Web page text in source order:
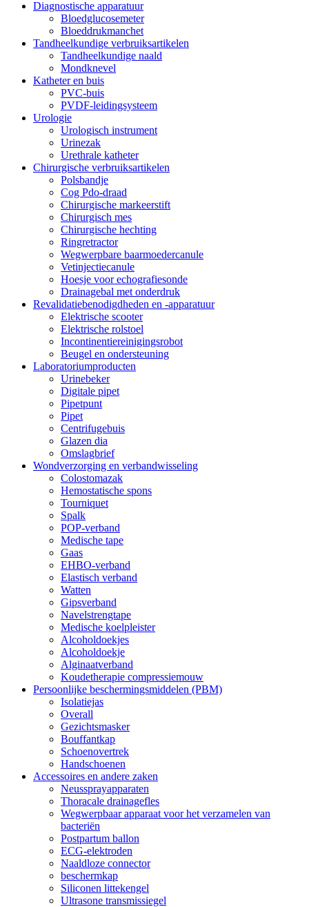
Diagnostische apparatuur
Bloedglucosemeter
Bloeddrukmanchet
Tandheelkundige verbruiksartikelen
Tandheelkundige naald
Mondknevel
Katheter en buis
PVC-buis
PVDF-leidingsysteem
Urologie
Urologisch instrument
Urinezak
Urethrale katheter
Chirurgische verbruiksartikelen
Polsbandje
Cog Pdo-draad
Chirurgische markeerstift
Chirurgisch mes
Chirurgische hechting
Ringretractor
Wegwerpbare baarmoedercanule
Vetinjectiecanule
Hoesje voor echografiesonde
Drainagebal met onderdruk
Revalidatiebenodigdheden en -apparatuur
Elektrische scooter
Elektrische rolstoel
Incontinentiereinigingsrobot
Beugel en ondersteuning
Laboratoriumproducten
Urinebeker
Digitale pipet
Pipetpunt
Pipet
Centrifugebuis
Glazen dia
Omslagbrief
Wondverzorging en verbandwisseling
Colostomazak
Hemostatische spons
Tourniquet
Spalk
POP-verband
Medische tape
Gaas
EHBO-verband
Elastisch verband
Watten
Gipsverband
Navelstrengtape
Medische koelpleister
Alcoholdoekjes
Alcoholdoekje
Alginaatverband
Koudetherapie compressiemouw
Persoonlijke beschermingsmiddelen (PBM)
Isolatiejas
Overall
Gezichtsmasker
Bouffantkap
Schoenovertrek
Handschoenen
Accessoires en andere zaken
Neussprayapparaten
Thoracale drainagefles
Wegwerpbaar apparaat voor het verzamelen van
bacteriën
Postpartum ballon
ECG-elektroden
Naaldloze connector
beschermkap
Siliconen littekengel
Ultrasone transmissiegel